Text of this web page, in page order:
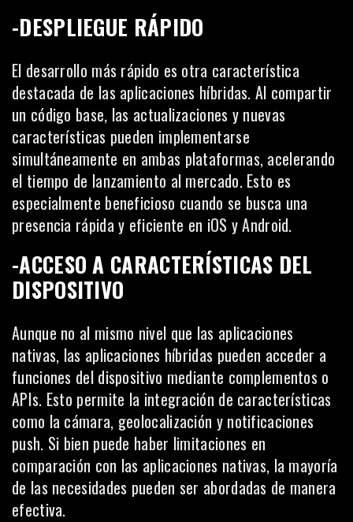
-DESPLIEGUE RÁPIDO
El desarrollo más rápido es otra característica
destacada de las aplicaciones híbridas. Al compartir
un código base, las actualizaciones y nuevas
características pueden implementarse
simultáneamente en ambas plataformas, acelerando
el tiempo de lanzamiento al mercado. Esto es
especialmente beneficioso cuando se busca una
presencia rápida y eficiente en iOS y Android.
-ACCESO A CARACTERÍSTICAS DEL
DISPOSITIVO
Aunque no al mismo nivel que las aplicaciones
nativas, las aplicaciones híbridas pueden acceder a
funciones del dispositivo mediante complementos o
APIs. Esto permite la integración de características
como la cámara, geolocalización y notificaciones
push. Si bien puede haber limitaciones en
comparación con las aplicaciones nativas, la mayoría
de las necesidades pueden ser abordadas de manera
efectiva.